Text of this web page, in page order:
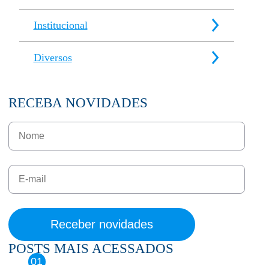
Institucional
Diversos
RECEBA NOVIDADES
POSTS MAIS ACESSADOS